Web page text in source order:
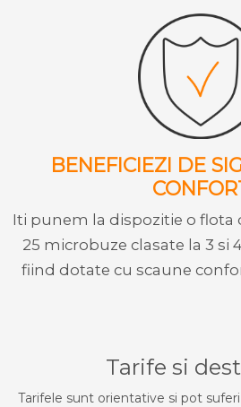
BENEFICIEZI DE
Iti punem la dispozitie o flota
25 microbuze clasate la 3 si
fiind dotate cu scaune
Tarife si
Tarifele sunt orientative si pot